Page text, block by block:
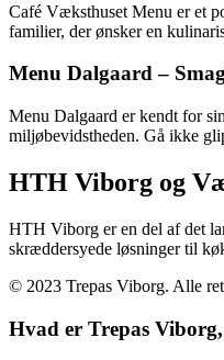
Café Væksthuset Menu er et
familier, der ønsker en
Menu Dalgaard –
Menu Dalgaard er kendt for
miljøbevidstheden. Gå ikke
HTH Viborg og
HTH Viborg er en del af det
skræddersyede løsninger til
© 2023 Trepas Viborg. Alle
Hvad er Trepas